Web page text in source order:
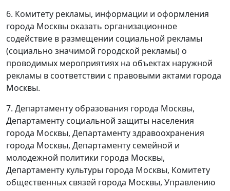
6. Комитету рекламы, информации и оформления
города Москвы оказать организационное
содействие в размещении социальной рекламы
(социально значимой городской рекламы) о
проводимых мероприятиях на объектах наружной
рекламы в соответствии с правовыми актами города
Москвы.
7. Департаменту образования города Москвы,
Департаменту социальной защиты населения
города Москвы, Департаменту здравоохранения
города Москвы, Департаменту семейной и
молодежной политики города Москвы,
Департаменту культуры города Москвы, Комитету
общественных связей города Москвы, Управлению